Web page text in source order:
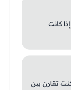
كانت
تقارن بين